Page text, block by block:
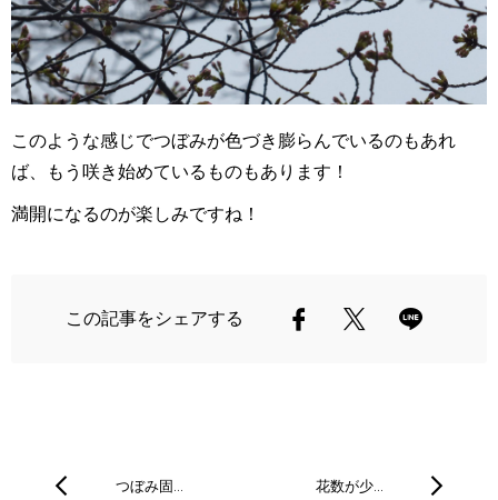
このような感じでつぼみが色づき膨らんでいるのもあれ
ば、もう咲き始めているものもあります！
満開になるのが楽しみですね！
この記事をシェアする
つぼみ固… 花数が少…